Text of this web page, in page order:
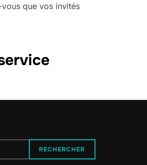
que vos invités
RECHERCHER